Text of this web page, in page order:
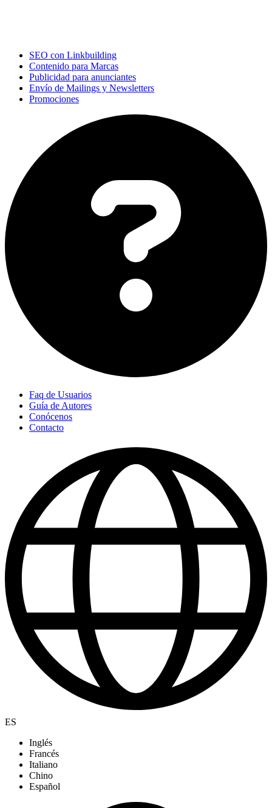
SEO con Linkbuilding
Contenido para Marcas
Publicidad para anunciantes
Envío de Mailings y Newsletters
Promociones
Faq de Usuarios
Guía de Autores
Conócenos
Contacto
ES
Inglés
Francés
Italiano
Chino
Español